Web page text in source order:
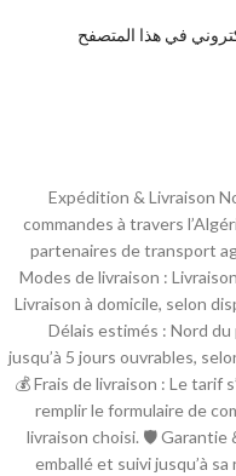
في هذا المتصفح
🚚 Expédition & Livraison
commandes à travers
partenaires de transport
Modes de livraison :
Livraison à domicile, selon
Délais estimés : Nord du
jusqu’à 5 jours ouvrables,
💰 Frais de livraison : Le tarif
remplir le formulaire de
livraison choisi. 🛡 Garantie
emballé et suivi jusqu’à